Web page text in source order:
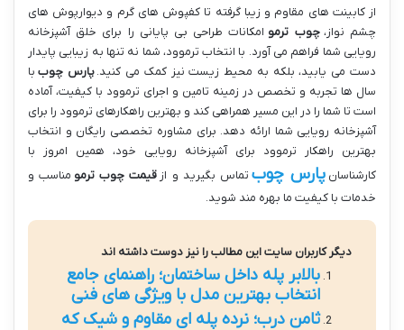
از کابینت های مقاوم و زیبا گرفته تا کفپوش های گرم و دیوارپوش های
چشم نواز،چوب ترمو امکانات طراحی بی پایانی را برای خلق آشپزخانه
رویایی شما فراهم می آورد. با انتخاب ترموود، شما نه تنها به زیبایی پایدار
دست می یابید، بلکه به محیط زیست نیز کمک می کنید.پارس چوب با
سال ها تجربه و تخصص در زمینه تامین و اجرای ترموود با کیفیت، آماده
است تا شما را در این مسیر همراهی کند و بهترین راهکارهای ترموود را برای
آشپزخانه رویایی شما ارائه دهد. برای مشاوره تخصصی رایگان و انتخاب
بهترین راهکار ترموود برای آشپزخانه رویایی خود، همین امروز با
کارشناسانپارس چوب تماس بگیرید و از قیمت چوب ترمو مناسب و
خدمات با کیفیت ما بهره مند شوید.
دیگر کاربران سایت این مطالب را نیز دوست داشته اند
بالابر پله داخل ساختمان؛ راهنمای جامع
انتخاب بهترین مدل با ویژگی های فنی
ثامن درب؛ نرده پله ای مقاوم و شیک که